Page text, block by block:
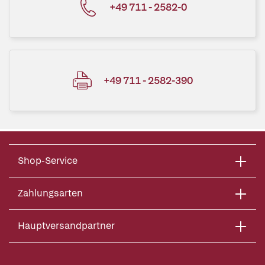
+49 711 - 2582-0
+49 711 - 2582-390
Shop-Service
Zahlungsarten
Hauptversandpartner